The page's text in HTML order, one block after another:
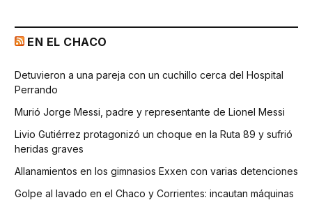
EN EL CHACO
Detuvieron a una pareja con un cuchillo cerca del Hospital
Perrando
Murió Jorge Messi, padre y representante de Lionel Messi
Livio Gutiérrez protagonizó un choque en la Ruta 89 y sufrió
heridas graves
Allanamientos en los gimnasios Exxen con varias detenciones
Golpe al lavado en el Chaco y Corrientes: incautan máquinas